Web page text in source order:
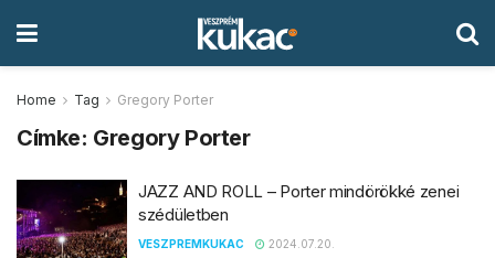
Home Tag Gregory Porter
Címke: Gregory Porter
JAZZ AND ROLL – Porter mindörökké zenei
szédületben
VESZPREMKUKAC 2024.07.20.